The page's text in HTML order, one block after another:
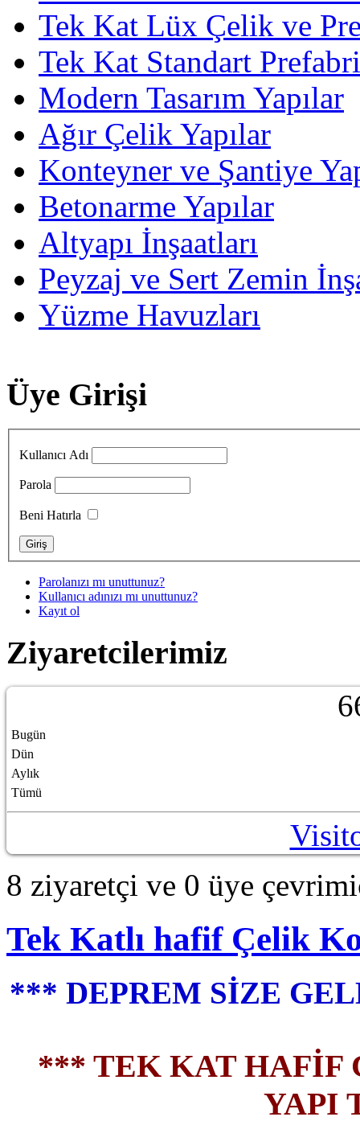
Tek Kat Lüx Çelik ve
Tek Kat Standart
Modern Tasarım Yapılar
Ağır Çelik Yapılar
Konteyner ve Şantiye
Betonarme Yapılar
Altyapı İnşaatları
Peyzaj ve Sert Zemin
Yüzme Havuzları
Üye Girişi
Kullanıcı Adı
Parola
Beni Hatırla
Parolanızı mı unuttunuz?
Kullanıcı adınızı mı unuttunuz?
Kayıt ol
Ziyaretcilerimiz
6
Bugün
Dün
Aylık
Tümü
8 ziyaretçi ve 0 üye
Tek Katlı hafif Çelik
*** DEPREM SİZE
*** TEK KAT HAFİF
YAPI